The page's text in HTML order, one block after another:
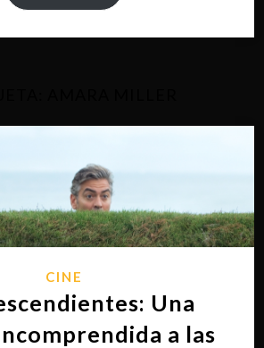
CINE
Una
a las